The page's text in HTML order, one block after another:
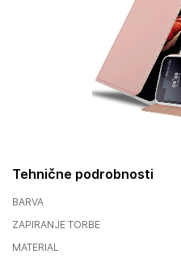
Tehnične podrobnosti
BARVA
ZAPIRANJE TORBE
MATERIAL